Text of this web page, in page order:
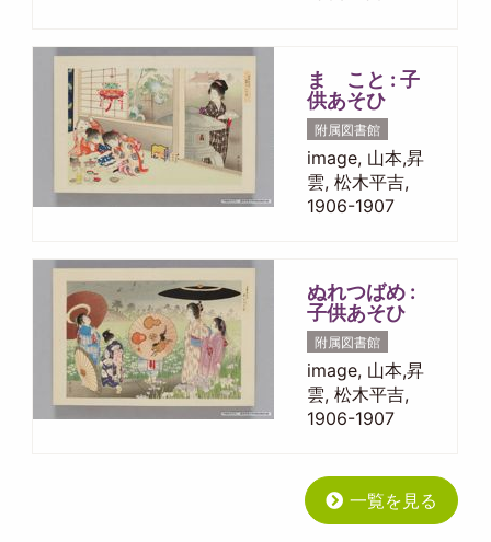
まゝこと : 子
供あそひ
附属図書館
image, 山本,昇
雲, 松木平吉,
1906-1907
ぬれつばめ :
子供あそひ
附属図書館
image, 山本,昇
雲, 松木平吉,
1906-1907
一覧を見る